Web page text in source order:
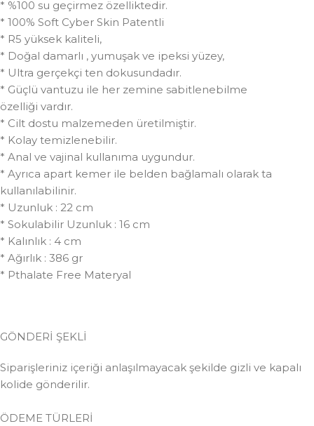
* %100 su geçirmez özelliktedir.
* 100% Soft Cyber Skin Patentli
* R5 yüksek kaliteli,
* Doğal damarlı , yumuşak ve ipeksi yüzey,
* Ultra gerçekçi ten dokusundadır.
* Güçlü vantuzu ile her zemine sabitlenebilme
özelliği vardır.
* Cilt dostu malzemeden üretilmiştir.
* Kolay temizlenebilir.
* Anal ve vajinal kullanıma uygundur.
* Ayrıca apart kemer ile belden bağlamalı olarak ta
kullanılabilinir.
* Uzunluk : 22 cm
* Sokulabilir Uzunluk : 16 cm
* Kalınlık : 4 cm
* Ağırlık : 386 gr
* Pthalate Free Materyal
GÖNDERİ ŞEKLİ
Siparişleriniz içeriği anlaşılmayacak şekilde gizli ve kapalı
kolide gönderilir.
ÖDEME TÜRLERİ